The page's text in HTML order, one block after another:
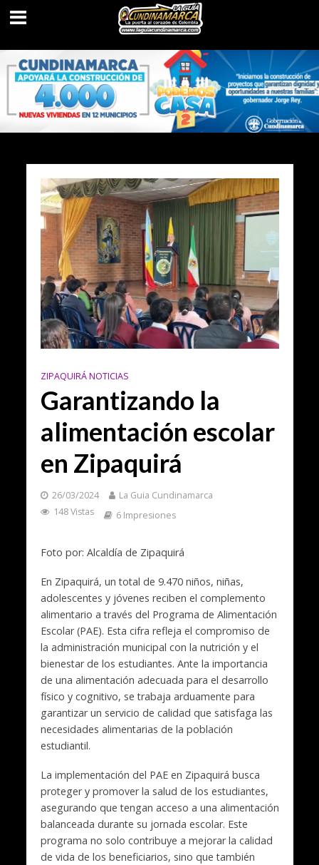
ZIPAQUIRÁ NOTICIAS
Garantizando la
alimentación escolar
en Zipaquirá
26/03/2024
La Guia Cundinamarca
148 Vistas
6 Impresiones
Foto por: Alcaldía de Zipaquirá
En Zipaquirá, un total de 9.470 niños, niñas,
adolescentes y jóvenes reciben el complemento
alimentario a través del Programa de Alimentación
Escolar (PAE). Esta cifra refleja el compromiso de
la administración municipal con la nutrición y el
bienestar de los estudiantes. Ante la importancia
de una alimentación adecuada para el desarrollo
físico y cognitivo, se trabaja arduamente para
garantizar un servicio de calidad que satisfaga las
necesidades alimentarias de la población
estudiantil.
La implementación del PAE en Zipaquirá busca
proteger y promover la salud de los estudiantes,
asegurando que tengan acceso a una alimentación
balanceada durante su jornada escolar. Este
programa no solo contribuye a mejorar la calidad
de vida de los beneficiarios, sino que también